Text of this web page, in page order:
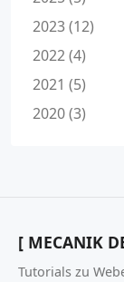
2023 (12)
2022 (4)
2021 (5)
2020 (3)
[ MECANIK
Tutorials zu